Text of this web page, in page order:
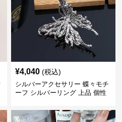
¥4,040 (税込)
シルバーアクセサリー 蝶々モチ
ーフ シルバーリング 上品 個性